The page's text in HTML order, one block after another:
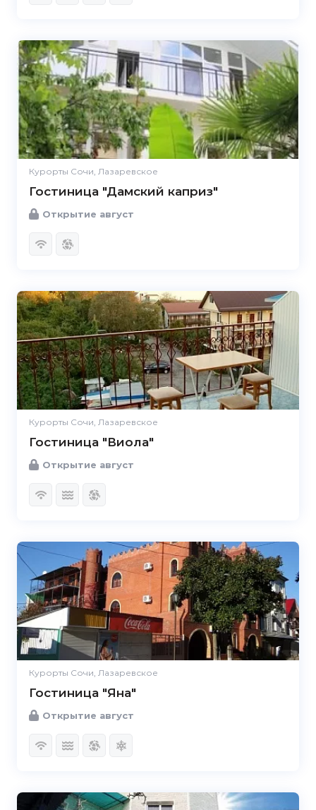
Курорты Сочи, Лазаревское
Гостиница "Дамский каприз"
Открытие август
Курорты Сочи, Лазаревское
Гостиница "Виола"
Открытие август
Курорты Сочи, Лазаревское
Гостиница "Яна"
Открытие август